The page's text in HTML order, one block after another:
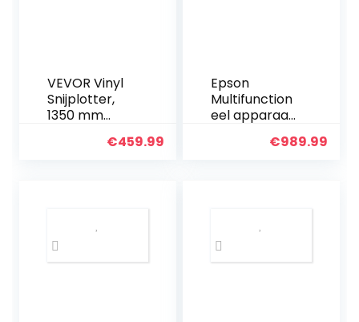
VEVOR Vinyl
Snijplotter,
1350 mm
Machine, LED
Optisch Oog…
€459.99
Epson
Multifunction
eel apparaat,
€989.99